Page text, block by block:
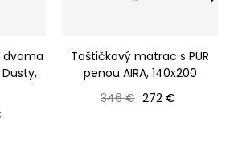
dvoma
Taštičkový matrac s PUR
penou AIRA, 140x200
Bežná cena
346 € Cena
272 €